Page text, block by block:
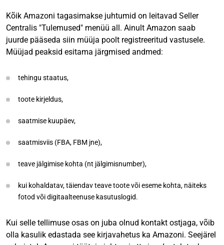
Kõik Amazoni tagasimakse juhtumid on leitavad Seller
Centralis "Tulemused" menüü all. Ainult Amazon saab
juurde pääseda siin müüja poolt registreeritud vastusele.
Müüjad peaksid esitama järgmised andmed:
tehingu staatus,
toote kirjeldus,
saatmise kuupäev,
saatmisviis (FBA, FBM jne),
teave jälgimise kohta (nt jälgimisnumber),
kui kohaldatav, täiendav teave toote või eseme kohta, näiteks
fotod või digitaalteenuse kasutuslogid.
Kui selle tellimuse osas on juba olnud kontakt ostjaga, võib
olla kasulik edastada see kirjavahetus ka Amazoni. Seejärel